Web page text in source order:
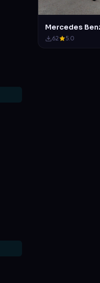
62 5.0